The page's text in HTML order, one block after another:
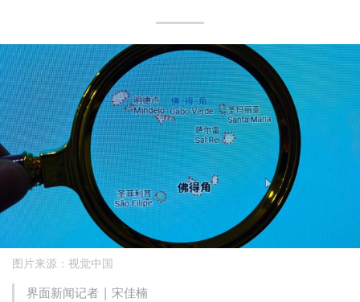
图片来源：视觉中国
界面新闻记者 | 宋佳楠